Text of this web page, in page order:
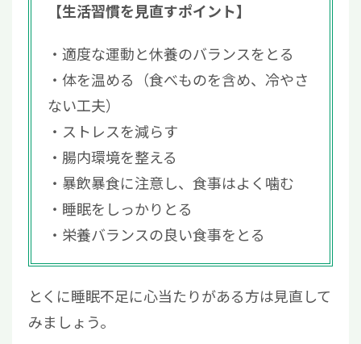
【生活習慣を見直すポイント】
適度な運動と休養のバランスをとる
体を温める（食べものを含め、冷やさ
ない工夫）
ストレスを減らす
腸内環境を整える
暴飲暴食に注意し、食事はよく噛む
睡眠をしっかりとる
栄養バランスの良い食事をとる
とくに睡眠不足に心当たりがある方は見直して
みましょう。